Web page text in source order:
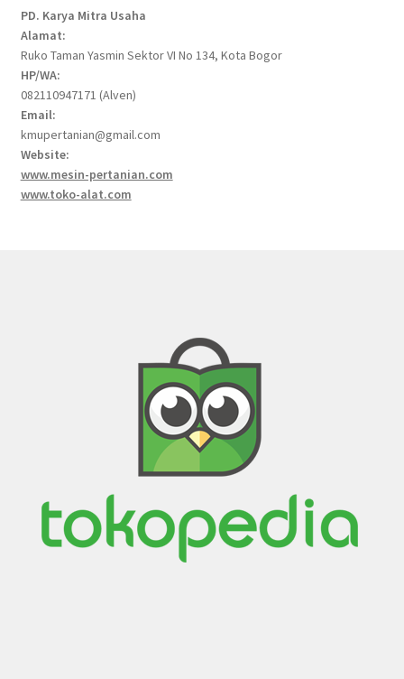
PD. Karya Mitra Usaha
Alamat:
Ruko Taman Yasmin Sektor VI No 134, Kota Bogor
HP/WA:
082110947171 (Alven)
Email:
kmupertanian@gmail.com
Website:
www.mesin-pertanian.com
www.toko-alat.com